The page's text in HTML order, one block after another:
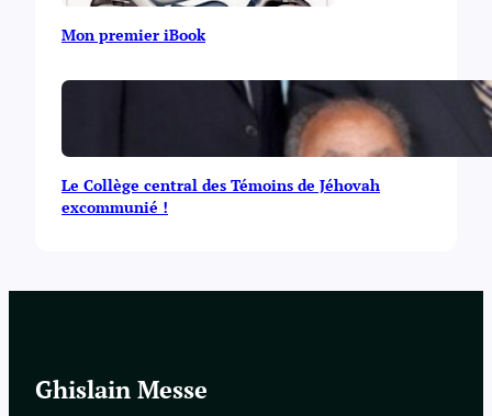
Mon premier iBook
Le Collège central des Témoins de Jéhovah
excommunié !
Ghislain Messe